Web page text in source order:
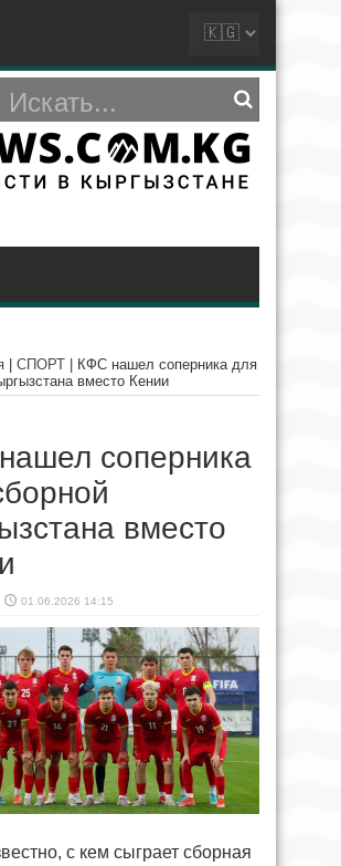
СПОРТ
КФС нашел соперника для
вместо Кении
соперника
вместо
01.06.2026 14:15
с кем сыграет сборная